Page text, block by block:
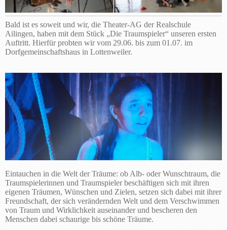
Bald ist es soweit und wir, die Theater-AG der Realschule
Ailingen, haben mit dem Stück „Die Traumspieler“ unseren ersten
Auftritt. Hierfür probten wir vom 29.06. bis zum 01.07. im
Dorfgemeinschaftshaus in Lottenweiler.
Eintauchen in die Welt der Träume: ob Alb- oder Wunschtraum, die
Traumspielerinnen und Traumspieler beschäftigen sich mit ihren
eigenen Träumen, Wünschen und Zielen, setzen sich dabei mit ihrer
Freundschaft, der sich verändernden Welt und dem Verschwimmen
von Traum und Wirklichkeit auseinander und bescheren den
Menschen dabei schaurige bis schöne Träume.